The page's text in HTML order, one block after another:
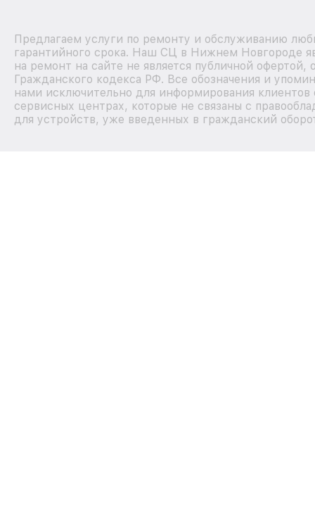
Предлагаем услуги по ремонту и обслуживанию
гарантийного срока. Наш СЦ в Нижнем Новгороде
на ремонт на сайте не является публичной
Гражданского кодекса РФ. Все обозначения и
нами исключительно для информирования
сервисных центрах, которые не связаны с
для устройств, уже введенных в гражданский